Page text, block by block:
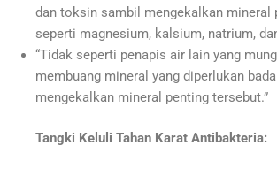
dan toksin sambil mengekalkan mineral
seperti magnesium, kalsium, natrium,
“Tidak seperti penapis air lain yang
membuang mineral yang diperlukan
mengekalkan mineral penting tersebut.”
Tangki Keluli Tahan Karat Antibakteria: